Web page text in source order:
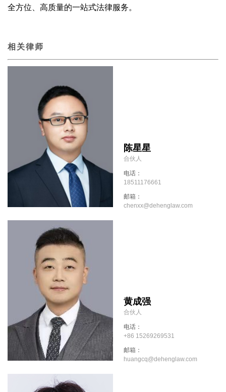
全方位、高质量的一站式法律服务。
相关律师
陈星星
合伙人
电话：
18511176661
邮箱：
chenxx@dehenglaw.com
黄成强
合伙人
电话：
+86 15269269531
邮箱：
huangcq@dehenglaw.com